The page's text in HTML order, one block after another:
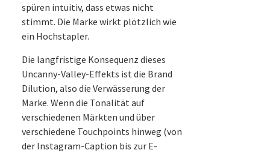
spüren intuitiv, dass etwas nicht
stimmt. Die Marke wirkt plötzlich wie
ein Hochstapler.
Die langfristige Konsequenz dieses
Uncanny-Valley-Effekts ist die Brand
Dilution, also die Verwässerung der
Marke. Wenn die Tonalität auf
verschiedenen Märkten und über
verschiedene Touchpoints hinweg (von
der Instagram-Caption bis zur E-